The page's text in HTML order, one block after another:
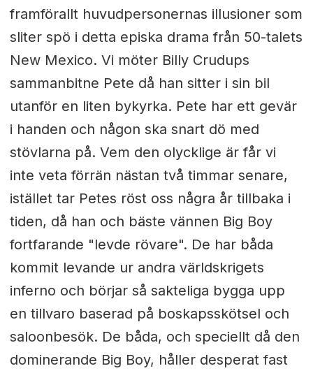
framförallt huvudpersonernas illusioner som
sliter spö i detta episka drama från 50-talets
New Mexico. Vi möter Billy Crudups
sammanbitne Pete då han sitter i sin bil
utanför en liten bykyrka. Pete har ett gevär
i handen och någon ska snart dö med
stövlarna på. Vem den olycklige är får vi
inte veta förrän nästan två timmar senare,
istället tar Petes röst oss några år tillbaka i
tiden, då han och bäste vännen Big Boy
fortfarande "levde rövare". De har båda
kommit levande ur andra världskrigets
inferno och börjar så sakteliga bygga upp
en tillvaro baserad på boskapsskötsel och
saloonbesök. De båda, och speciellt då den
dominerande Big Boy, håller desperat fast